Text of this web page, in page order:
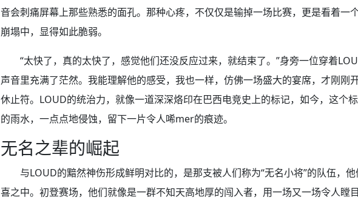
音会刺痛屏幕上那些熟悉的面孔。那种心疼，不仅仅是输掉一场比赛，更是看着一
崩塌中，显得如此脆弱。
“太快了，真的太快了，感觉他们还没反应过来，就结束了。”身旁一位穿着
声音里充满了茫然。我能理解他的感受，我也一样，仿佛一场盛大的宴席，才刚刚
休止符。LOUD的统治力，就像一道深深烙印在巴西电竞史上的标记，如今，这个
的雨水，一点点地侵蚀，留下一片令人唏mer的痕迹。
无名之辈的崛起
与LOUD的黯然神伤形成鲜明对比的，是那支被人们称为“无名小将”的队伍，
喜之中。初登赛场，他们就像是一群不知天高地厚的闯入者，用一场又一场令人瞠